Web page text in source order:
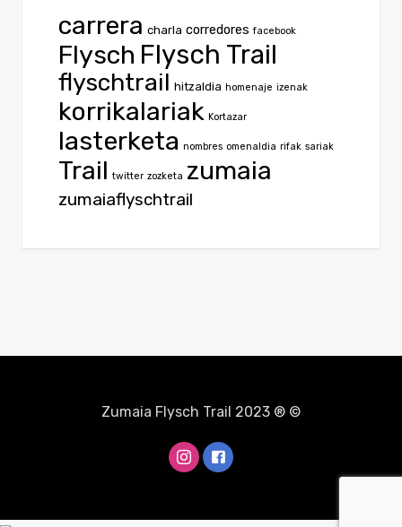
carrera charla corredores facebook
Flysch Flysch Trail
flyschtrail hitzaldia homenaje izenak
korrikalariak Kortazar
lasterketa nombres omenaldia rifak sariak
Trail twitter zozketa zumaia
zumaiaflyschtrail
Zumaia Flysch Trail 2023 ® ©